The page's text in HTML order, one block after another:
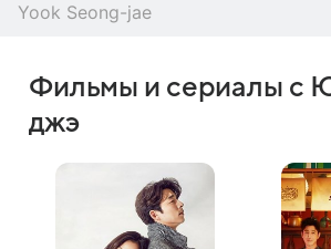
Yook Seong-jae
Фильмы и сериалы с
джэ